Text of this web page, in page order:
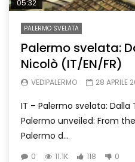
05:32
PALERMO SVELATA
Palermo svelata:
Nicolò (IT/EN/FR)
VEDIPALERMO 28 APRILE
IT – Palermo svelata: Dalla
Palermo unveiled: From
Palermo d...
0 11.1K 118 0